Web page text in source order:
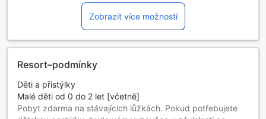
Zobrazit více možností
Resort–podmínky
Děti a přistýlky
Malé děti od 0 do 2 let [včetně]
Pobyt zdarma na stávajících lůžkách. Pokud potřebujete